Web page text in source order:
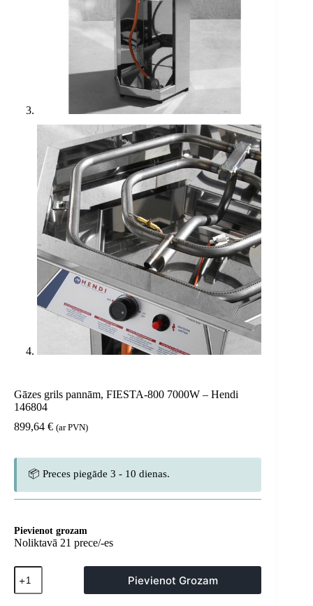
Gāzes grils pannām, FIESTA-800 7000W – Hendi
146804
899,64 € (ar PVN)
📦 Preces piegāde 3 - 10 dienas.
Pievienot grozam
Noliktavā 21 prece/-es
Gāzes
grils
pannām,
Pievienot Grozam